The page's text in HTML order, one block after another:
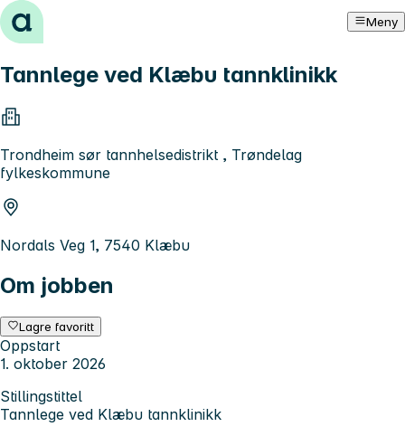
Hopp til innhold Meny
Tannlege ved Klæbu tannklinikk
Trondheim sør tannhelsedistrikt , Trøndelag
fylkeskommune
Nordals Veg 1, 7540 Klæbu
Om jobben
Lagre favoritt
Oppstart
1. oktober 2026
Stillingstittel
Tannlege ved Klæbu tannklinikk